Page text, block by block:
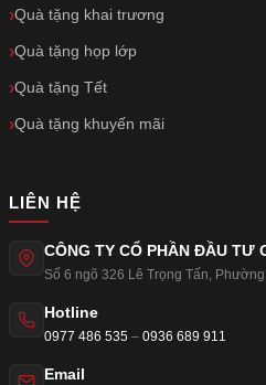
Quà tặng khai trương
Quà tặng họp lớp
Quà tặng Tết
Quà tặng khuyến mãi
LIÊN HỆ
CÔNG TY CỔ PHẦN ĐẦU TƯ
Số 6 ngõ 326 Lê Trọng Tấn,
Hotline
0977 486 535 – 0936 689 911
Email